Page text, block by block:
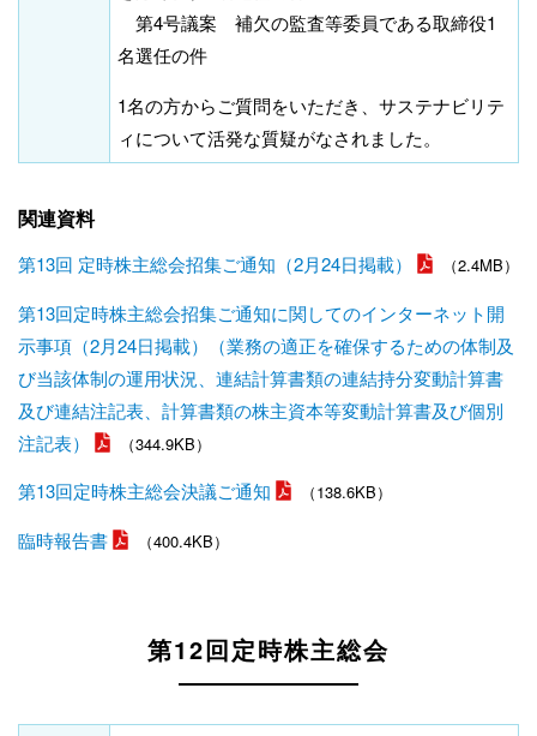
第4号議案 補欠の監査等委員である取締役1
名選任の件
1名の方からご質問をいただき、サステナビリテ
ィについて活発な質疑がなされました。
関連資料
第13回 定時株主総会招集ご通知（2月24日掲載） （2.4MB）
第13回定時株主総会招集ご通知に関してのインターネット開
示事項（2月24日掲載）（業務の適正を確保するための体制及
び当該体制の運用状況、連結計算書類の連結持分変動計算書
及び連結注記表、計算書類の株主資本等変動計算書及び個別
注記表）
（344.9KB）
第13回定時株主総会決議ご通知 （138.6KB）
臨時報告書 （400.4KB）
第12回定時株主総会